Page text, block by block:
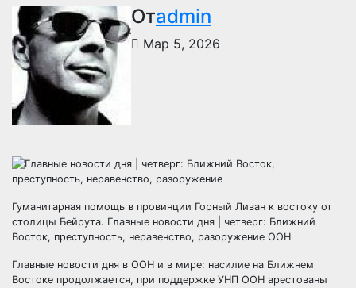
Отadmin
Мар 5, 2026
Гуманитарная помощь в провинции Горный Ливан к востоку от
столицы Бейрута. Главные новости дня | четверг: Ближний
Восток, преступность, неравенство, разоружение ООН
Главные новости дня в ООН и в мире: насилие на Ближнем
Востоке продолжается, при поддержке УНП ООН арестованы